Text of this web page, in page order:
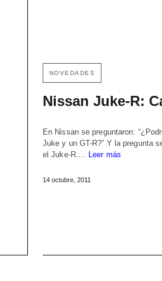
NOVEDADES
Nissan Juke-R:
En Nissan se preguntaron:
Juke y un GT-R?” Y la pregunta
el Juke-R.… Leer más
14 octubre, 2011